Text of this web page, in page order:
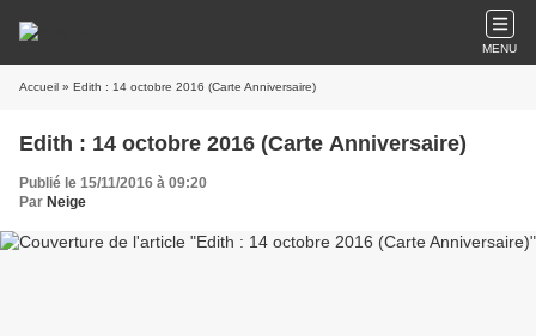
MENU
Accueil » Edith : 14 octobre 2016 (Carte Anniversaire)
Edith : 14 octobre 2016 (Carte Anniversaire)
Publié le 15/11/2016 à 09:20
Par Neige